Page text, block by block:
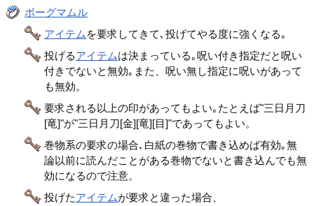
ボーグマムル
アイテム を要求してきて､投げてやる度に強くなる｡
投げるアイテムは決まっている｡呪い付き指定だと呪い
付きでないと無効｡また、呪い無し指定に呪いがあって
も無効。
要求される以上の印があってもよい｡たとえば"三日月刀
[竜]"が"三日月刀[金][竜][目]"であってもよい。
巻物系の要求の場合､白紙の巻物で書き込めば有効｡無
論以前に読んだことがある巻物でないと書き込んでも無
効になるので注意。
投げたアイテムが要求と違った場合、